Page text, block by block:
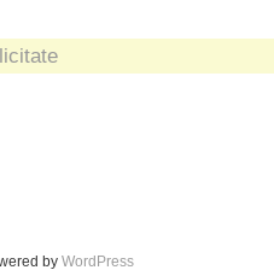
by WordPress